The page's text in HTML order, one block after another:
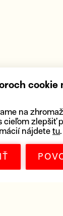
cookie
na
cieľom zlepšiť
nájdete tu.